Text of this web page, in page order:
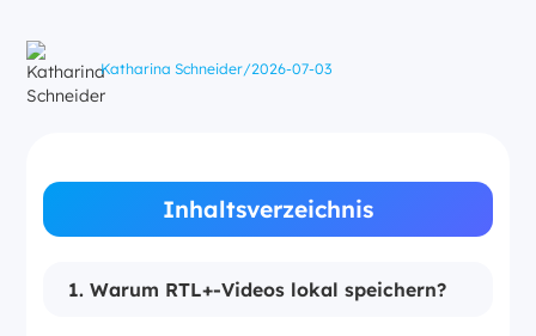
Katharina Schneider/2026-07-03
Inhaltsverzeichnis
1. Warum RTL+-Videos lokal speichern?